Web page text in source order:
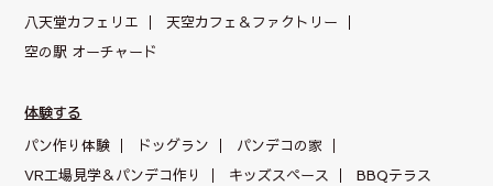
八天堂カフェリエ
天空カフェ＆ファクトリー
空の駅 オーチャード
体験する
パン作り体験
ドッグラン
パンデコの家
VR工場見学＆パンデコ作り
キッズスペース BBQテラス